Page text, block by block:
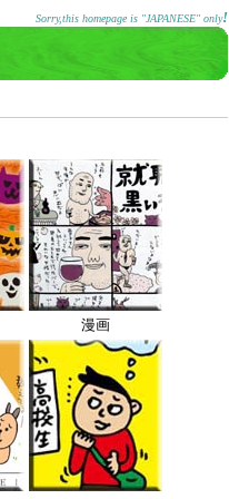
Sorry,this homepage is "JAPANESE" only!
漫画